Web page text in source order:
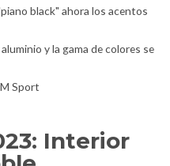
black" ahora los acentos
y la gama de colores se
Sport
Interior